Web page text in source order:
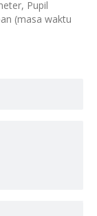
Pupil
(masa waktu